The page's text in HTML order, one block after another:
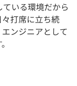
いる環境だから
打席に立ち続
ンジニアとして